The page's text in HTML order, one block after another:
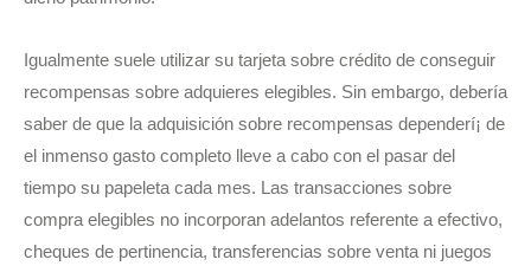
Igualmente suele utilizar su tarjeta sobre crédito de conseguir
recompensas sobre adquieres elegibles. Sin embargo, debería
saber de que la adquisición sobre recompensas dependerí¡ de
el inmenso gasto completo lleve a cabo con el pasar del
tiempo su papeleta cada mes. Las transacciones sobre
compra elegibles no incorporan adelantos referente a efectivo,
cheques de pertinencia, transferencias sobre venta ni juegos